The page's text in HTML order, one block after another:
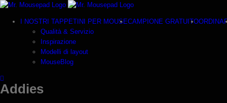
Zum
springen I NOSTRI TAPPETINI PER MOUSE
Qualità & Servizio
Inspirazione
Modelli di layout
MouseBlog
CAMPIONE GRATUITO
Addies